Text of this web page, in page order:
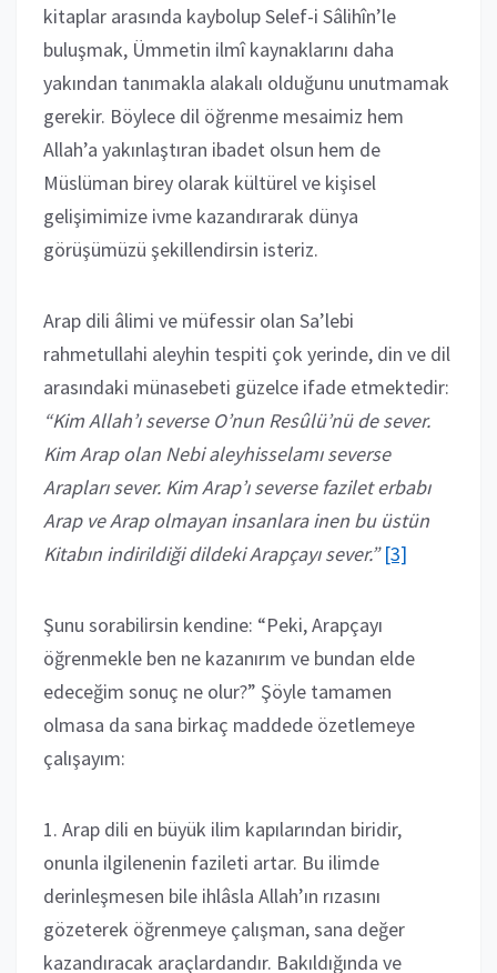
kitaplar arasında kaybolup Selef-i Sâlihîn’le
buluşmak, Ümmetin ilmî kaynaklarını daha
yakından tanımakla alakalı olduğunu unutmamak
gerekir. Böylece dil öğrenme mesaimiz hem
Allah’a yakınlaştıran ibadet olsun hem de
Müslüman birey olarak kültürel ve kişisel
gelişimimize ivme kazandırarak dünya
görüşümüzü şekillendirsin isteriz.
Arap dili âlimi ve müfessir olan Sa’lebi
rahmetullahi aleyhin tespiti çok yerinde, din ve dil
arasındaki münasebeti güzelce ifade etmektedir:
“Kim Allah’ı severse O’nun Resûlü’nü de sever.
Kim Arap olan Nebi aleyhisselamı severse
Arapları sever. Kim Arap’ı severse fazilet erbabı
Arap ve Arap olmayan insanlara inen bu üstün
Kitabın indirildiği dildeki Arapçayı sever.”[3]
Şunu sorabilirsin kendine: “Peki, Arapçayı
öğrenmekle ben ne kazanırım ve bundan elde
edeceğim sonuç ne olur?” Şöyle tamamen
olmasa da sana birkaç maddede özetlemeye
çalışayım:
1. Arap dili en büyük ilim kapılarından biridir,
onunla ilgilenenin fazileti artar. Bu ilimde
derinleşmesen bile ihlâsla Allah’ın rızasını
gözeterek öğrenmeye çalışman, sana değer
kazandıracak araçlardandır. Bakıldığında ve